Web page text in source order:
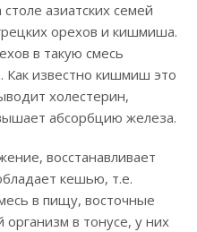
азиатских семей
орехов и кишмиша.
в такую смесь
известно кишмиш это
холестерин,
абсорбцию железа.
восстанавливает
кешью, т.е.
в пищу, восточные
в тонусе, у них